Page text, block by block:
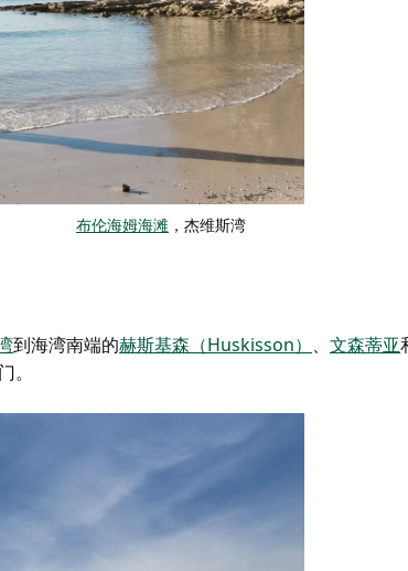
布伦海姆海滩，杰维斯湾
到海湾南端的赫斯基森（Huskisson） 、 文森蒂亚